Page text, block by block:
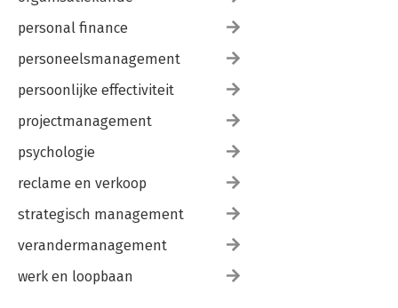
personal finance
personeelsmanagement
persoonlijke effectiviteit
projectmanagement
psychologie
reclame en verkoop
strategisch management
verandermanagement
werk en loopbaan